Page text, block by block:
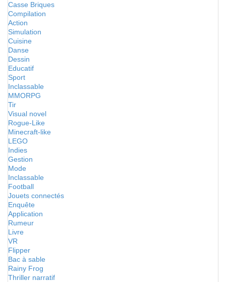
Casse Briques
Compilation
Action
Simulation
Cuisine
Danse
Dessin
Educatif
Sport
Inclassable
MMORPG
Tir
Visual novel
Rogue-Like
Minecraft-like
LEGO
Indies
Gestion
Mode
Inclassable
Football
Jouets connectés
Enquête
Application
Rumeur
Livre
VR
Flipper
Bac à sable
Rainy Frog
Thriller narratif